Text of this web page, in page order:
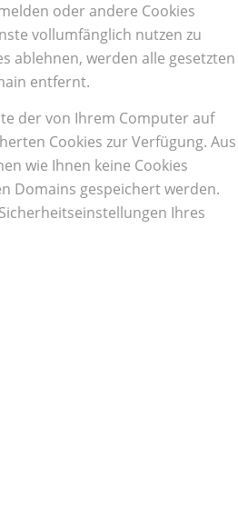
oder andere Cookies
vollumfänglich nutzen zu
ablehnen, werden alle gesetzten
entfernt.
der von Ihrem Computer auf
Cookies zur Verfügung. Aus
wie Ihnen keine Cookies
Domains gespeichert werden.
Ihres